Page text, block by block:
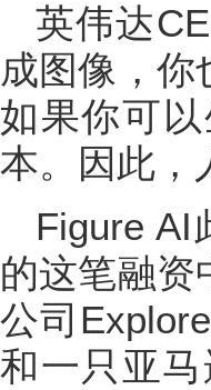
英伟达
成图像，你
如果你可
本。因此，
Figure
的这笔融资
公司
和一只亚